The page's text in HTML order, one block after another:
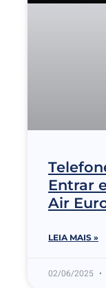
Entrar
Air
LEIA MAIS »
02/06/2025